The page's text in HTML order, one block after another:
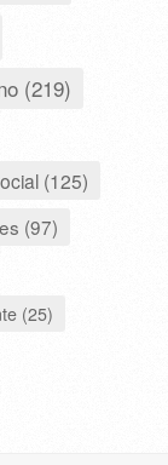
(219)
(125)
(97)
(25)